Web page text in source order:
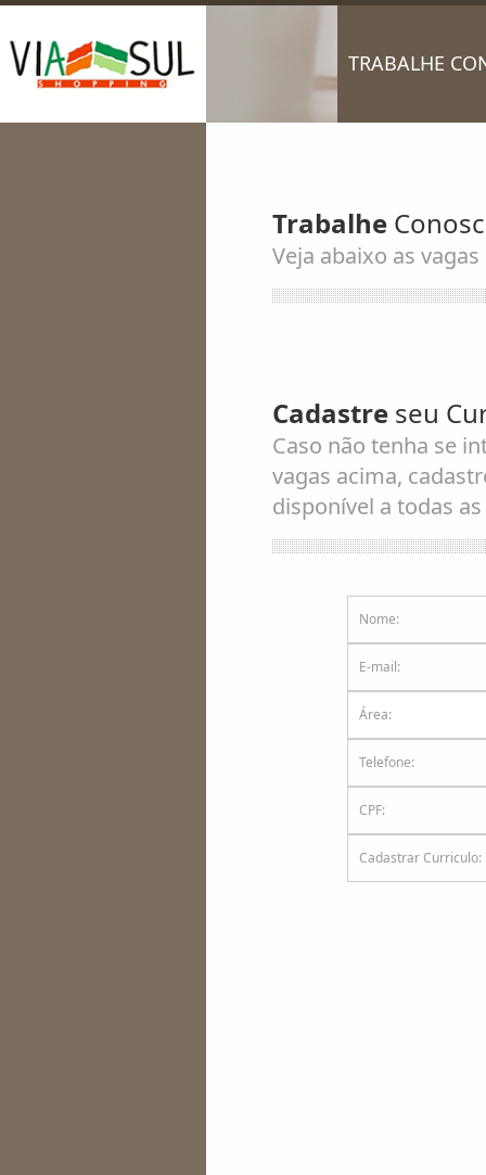
TRABALHE
Trabalhe
Veja abaixo as
Cadastre seu
Caso não tenha se
vagas acima,
disponível a todas
Área: